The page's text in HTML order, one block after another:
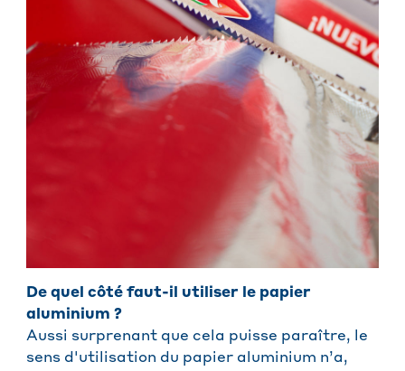
De quel côté faut-il utiliser le papier
aluminium ?
Aussi surprenant que cela puisse paraître, le
sens d'utilisation du papier aluminium n’a,